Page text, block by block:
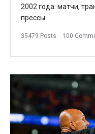
2002 года: матчи,
прессы.
35479 Posts 100